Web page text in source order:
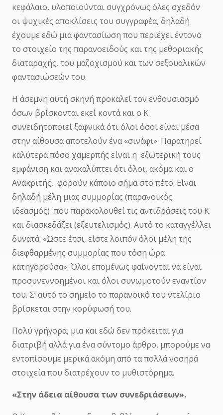
κεφάλαιο, υλοποιούνται συγχρόνως όλες σχεδόν
οι ψυχικές αποκλίσεις του συγγραφέα, δηλαδή
έχουμε εδώ μια φαντασίωση που περιέχει έντονο
το στοιχείο της παρανοειδούς και της μεθοριακής
διαταραχής, του μαζοχισμού και των σεξουαλικών
φαντασιώσεών του.
Η άσεμνη αυτή σκηνή προκαλεί τον ενθουσιασμό
όσων βρίσκονται εκεί κοντά και ο Κ.
συνειδητοποιεί ξαφνικά ότι όλοι όσοι είναι μέσα
στην αίθουσα αποτελούν ένα «σινάφι». Παρατηρεί
καλύτερα πόσο χαμερπής είναι η εξωτερική τους
εμφάνιση και ανακαλύπτει ότι όλοι, ακόμα και ο
Ανακριτής, φορούν κάποιο σήμα στο πέτο. Είναι
δηλαδή μέλη μιας συμμορίας (παρανοϊκός
ιδεασμός) που παρακολουθεί τις αντιδράσεις του Κ.
και διασκεδάζει (εξευτελισμός). Αυτό το καταγγέλλει
δυνατά: «Ώστε έτσι, είστε λοιπόν όλοι μέλη της
διεφθαρμένης συμμορίας που τόση ώρα
κατηγορούσα». Όλοι επομένως φαίνονται να είναι
προσυνεννοημένοι και όλοι συνωμοτούν εναντίον
του. Σ’ αυτό το σημείο το παρανοϊκό του ντελίριο
βρίσκεται στην κορύφωσή του.
Πολύ γρήγορα, μια και εδώ δεν πρόκειται για
διατριβή αλλά για ένα σύντομο άρθρο, μπορούμε να
εντοπίσουμε μερικά ακόμη από τα πολλά νοσηρά
στοιχεία που διατρέχουν το μυθιστόρημα.
«Στην άδεια αίθουσα των συνεδριάσεων».